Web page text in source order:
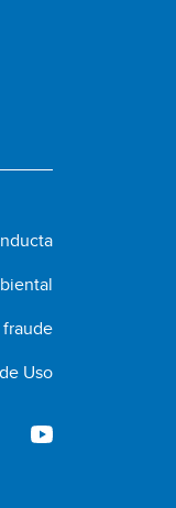
Uso